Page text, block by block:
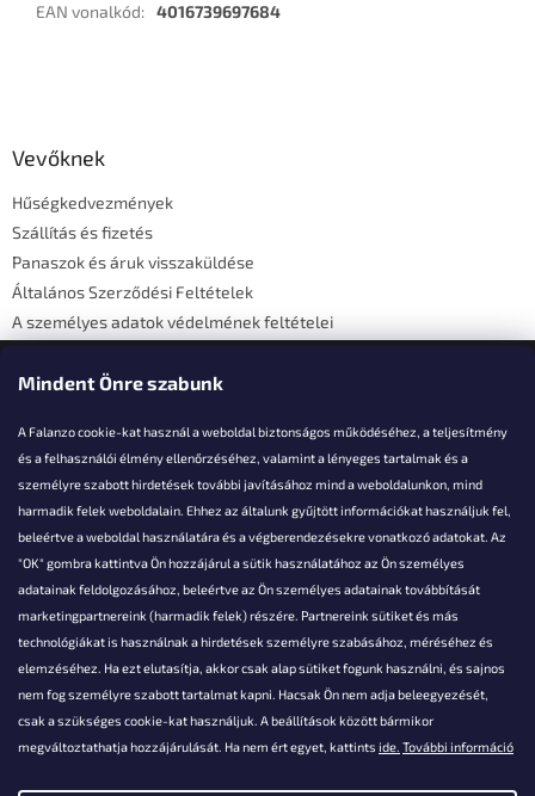
Mindent Önre szabunk
A Falanzo cookie-kat használ a weboldal biztonságos működéséhez, a teljesítmény
és a felhasználói élmény ellenőrzéséhez, valamint a lényeges tartalmak és a
személyre szabott hirdetések további javításához mind a weboldalunkon, mind
harmadik felek weboldalain. Ehhez az általunk gyűjtött információkat használjuk fel,
beleértve a weboldal használatára és a végberendezésekre vonatkozó adatokat. Az
"OK" gombra kattintva Ön hozzájárul a sütik használatához az Ön személyes
adatainak feldolgozásához, beleértve az Ön személyes adatainak továbbítását
marketingpartnereink (harmadik felek) részére. Partnereink sütiket és más
technológiákat is használnak a hirdetések személyre szabásához, méréséhez és
elemzéséhez. Ha ezt elutasítja, akkor csak alap sütiket fogunk használni, és sajnos
nem fog személyre szabott tartalmat kapni. Hacsak Ön nem adja beleegyezését,
csak a szükséges cookie-kat használjuk. A beállítások között bármikor
megváltoztathatja hozzájárulását. Ha nem ért egyet, kattints ide. További információ
EAN vonalkód: 4016739697684
Vevőknek
Hűségkedvezmények
Szállítás és fizetés
Panaszok és áruk visszaküldése
Általános Szerződési Feltételek
A személyes adatok védelmének feltételei
Elérhetőségi adatok
Akarsz kérdezni valamit?
info@falanzo.hu